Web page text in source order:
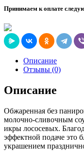
Принимаем к оплате
Описание
Отзывы (0)
Описание
Обжаренная без
молочно-сливочным
икры лососевых.
эффектной подаче это
украшением